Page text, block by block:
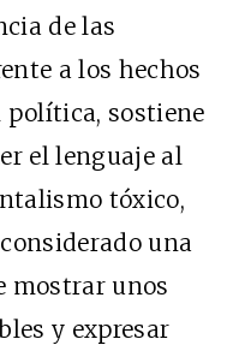
de las
a los hechos
política, sostiene
el lenguaje al
tóxico,
una
mostrar unos
y expresar